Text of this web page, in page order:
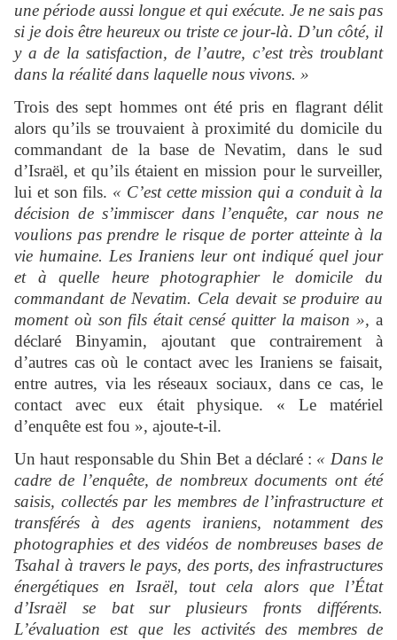
une période aussi longue et qui exécute. Je ne sais pas
si je dois être heureux ou triste ce jour-là. D’un côté, il
y a de la satisfaction, de l’autre, c’est très troublant
dans la réalité dans laquelle nous vivons. »
Trois des sept hommes ont été pris en flagrant délit
alors qu’ils se trouvaient à proximité du domicile du
commandant de la base de Nevatim, dans le sud
d’Israël, et qu’ils étaient en mission pour le surveiller,
lui et son fils. « C’est cette mission qui a conduit à la
décision de s’immiscer dans l’enquête, car nous ne
voulions pas prendre le risque de porter atteinte à la
vie humaine. Les Iraniens leur ont indiqué quel jour
et à quelle heure photographier le domicile du
commandant de Nevatim. Cela devait se produire au
moment où son fils était censé quitter la maison », a
déclaré Binyamin, ajoutant que contrairement à
d’autres cas où le contact avec les Iraniens se faisait,
entre autres, via les réseaux sociaux, dans ce cas, le
contact avec eux était physique. « Le matériel
d’enquête est fou », ajoute-t-il.
Un haut responsable du Shin Bet a déclaré : « Dans le
cadre de l’enquête, de nombreux documents ont été
saisis, collectés par les membres de l’infrastructure et
transférés à des agents iraniens, notamment des
photographies et des vidéos de nombreuses bases de
Tsahal à travers le pays, des ports, des infrastructures
énergétiques en Israël, tout cela alors que l’État
d’Israël se bat sur plusieurs fronts différents.
L’évaluation est que les activités des membres de